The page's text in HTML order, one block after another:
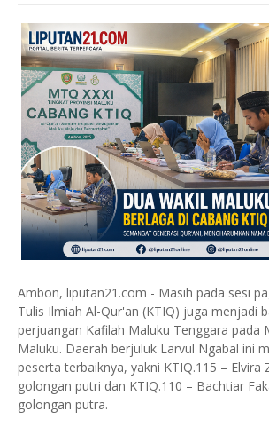
Ambon, liputan21.com - Masih pada sesi
Tulis Ilmiah Al-Qur'an (KTIQ) juga menjadi
perjuangan Kafilah Maluku Tenggara pada
Maluku. Daerah berjuluk Larvul Ngabal ini
peserta terbaiknya, yakni KTIQ.115 – Elvira
golongan putri dan KTIQ.110 – Bachtiar
golongan putra.